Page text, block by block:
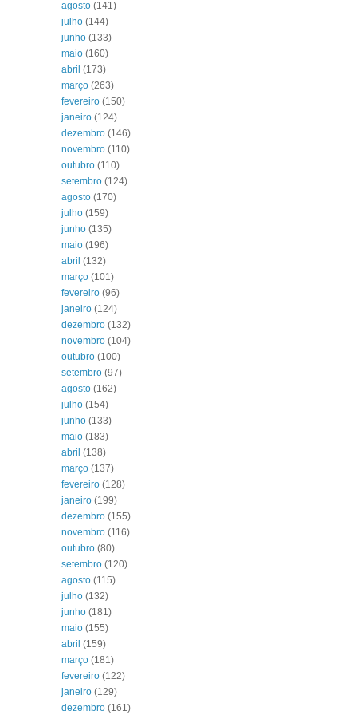
agosto (141)
julho (144)
junho (133)
maio (160)
abril (173)
março (263)
fevereiro (150)
janeiro (124)
dezembro (146)
novembro (110)
outubro (110)
setembro (124)
agosto (170)
julho (159)
junho (135)
maio (196)
abril (132)
março (101)
fevereiro (96)
janeiro (124)
dezembro (132)
novembro (104)
outubro (100)
setembro (97)
agosto (162)
julho (154)
junho (133)
maio (183)
abril (138)
março (137)
fevereiro (128)
janeiro (199)
dezembro (155)
novembro (116)
outubro (80)
setembro (120)
agosto (115)
julho (132)
junho (181)
maio (155)
abril (159)
março (181)
fevereiro (122)
janeiro (129)
dezembro (161)